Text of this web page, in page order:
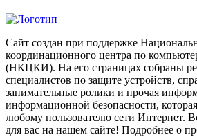
Сайт создан при поддержке
координационного центра по
(НКЦКИ). На его страницах собраны
специалистов по защите устройств,
занимательные ролики и прочая
информационной безопасности,
любому пользователю сети Интернет.
для вас на нашем сайте! Подробнее о